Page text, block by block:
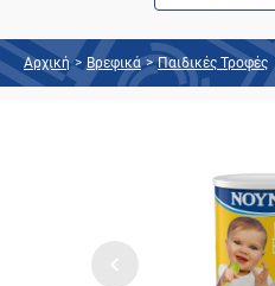
Αρχική > Βρεφικά > Παιδικές Τροφές